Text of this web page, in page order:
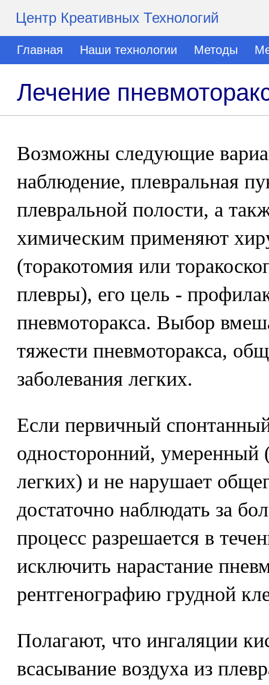
Центр Креативных Технологий
Главная Наши технологии Методы
Лечение
Возможны следующие
наблюдение, плевральная
плевральной полости, а
химическим применяют
(торакотомия или
плевры), его цель -
пневмоторакса. Выбор
тяжести пневмоторакса,
заболевания легких.
Если первичный
односторонний, умеренный
легких) и не нарушает
достаточно наблюдать за
процесс разрешается в
исключить нарастание
рентгенографию грудной
Полагают, что ингаляции
всасывание воздуха из